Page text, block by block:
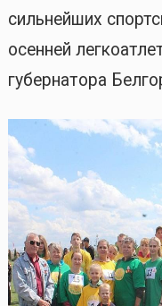
сильнейших
осенней
губернатора